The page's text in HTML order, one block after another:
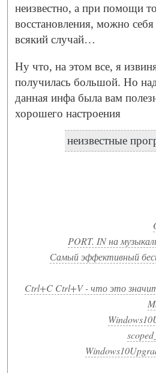
неизвестно, а при помощи
восстановления, можно себя
всякий случай…
Ну что, на этом все, я
получилась большой. Но
данная инфа была вам
хорошего настроения
неизвестные
PORT. IN на
Самый эффективный
Ctrl+C Ctrl+V - что это